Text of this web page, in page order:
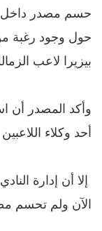
حسم مصدر داخل
حول وجود رغبة
بيزيرا لاعب
وأكد المصدر أن
أحد وكلاء اللاعبين
إلا أن إدارة
الآن ولم تحسم